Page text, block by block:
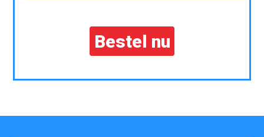
Bestel nu